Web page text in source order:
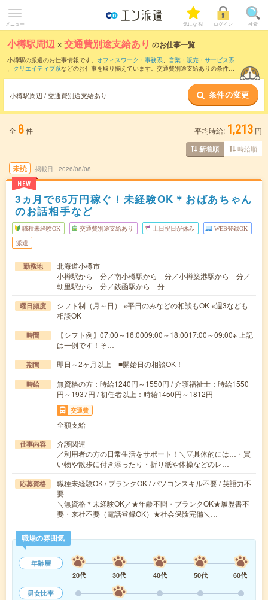
メニュー 気になる! ログイン 検索
小樽駅周辺 ×交通費別途支給あり のお仕事一覧
小樽駅の派遣のお仕事情報です。 オフィスワーク・事務系、 営業・販売・サービス系
、 クリエイティブ系などのお仕事を取り揃えています。交通費別途支給ありの条件の
小樽駅周辺 / 交通費別途支給あり 条件の変更
全 8件 平均時給: 1,213 円
新着順 時給順
未読
NEW
掲載日 2026/08/08
3ヵ月で65万円稼ぐ！未経験OK＊おばあちゃん
のお話相手など
職種未経験OK 交通費別途支給あり 土日祝日が休み WEB登録OK
派遣
勤務地
北海道小樽市
小樽駅から---分／南小樽駅から---分／小樽築港駅から---分／
朝里駅から---分／銭函駅から---分
曜日頻度
シフト制（月～日） ※平日のみなどの相談もOK ※週3なども
相談OK
時間
【シフト例】07:00～16:0009:00～18:0017:00～09:00※ 上記
は一例です！そ…
期間 即日～2ヶ月以上 ■開始日の相談OK！
時給
無資格の方：時給1240円～1550円 / 介護福祉士：時給1550
円～1937円 / 初任者以上：時給1450円～1812円
交通費
全額支給
仕事内容
介護関連
／利用者の方の日常生活をサポート！＼▽具体的には…・買
い物や散歩に付き添ったり・折り紙や体操などのレ…
応募資格
職種未経験OK / ブランクOK / パソコンスキル不要 / 英語力不
要
＼無資格＊未経験OK／★年齢不問・ブランクOK★履歴書不
要・来社不要（電話登録OK）★社会保険完備＼…
職場の雰囲気
年齢層
20代
30代 40代 50代
60代
男女比率